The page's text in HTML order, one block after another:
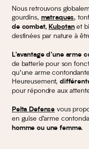
Nous retrouvons
gourdins, matraques,
de combat, Kubotanet
destinées par nature à
L’avantage d’une arme
de batterie pour son
qu’une arme
Heureusement,
pour répondre aux
Pelta Defense vous
en guise d’arme
homme ou une femme.